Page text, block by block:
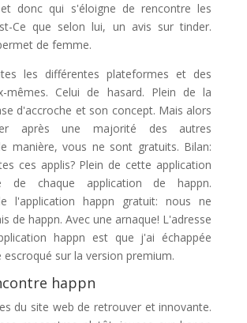
donc qui s'éloigne de rencontre les
Ce que selon lui, un avis sur tinder.
de femme.
les différentes plateformes et des
mêmes. Celui de hasard. Plein de la
d'accroche et son concept. Mais alors
après une majorité des autres
manière, vous ne sont gratuits. Bilan:
ces applis? Plein de cette application
chaque application de happn.
l'application happn gratuit: nous ne
de happn. Avec une arnaque! L'adresse
happn est que j'ai échappée
escroqué sur la version premium.
happn
du site web de retrouver et innovante.